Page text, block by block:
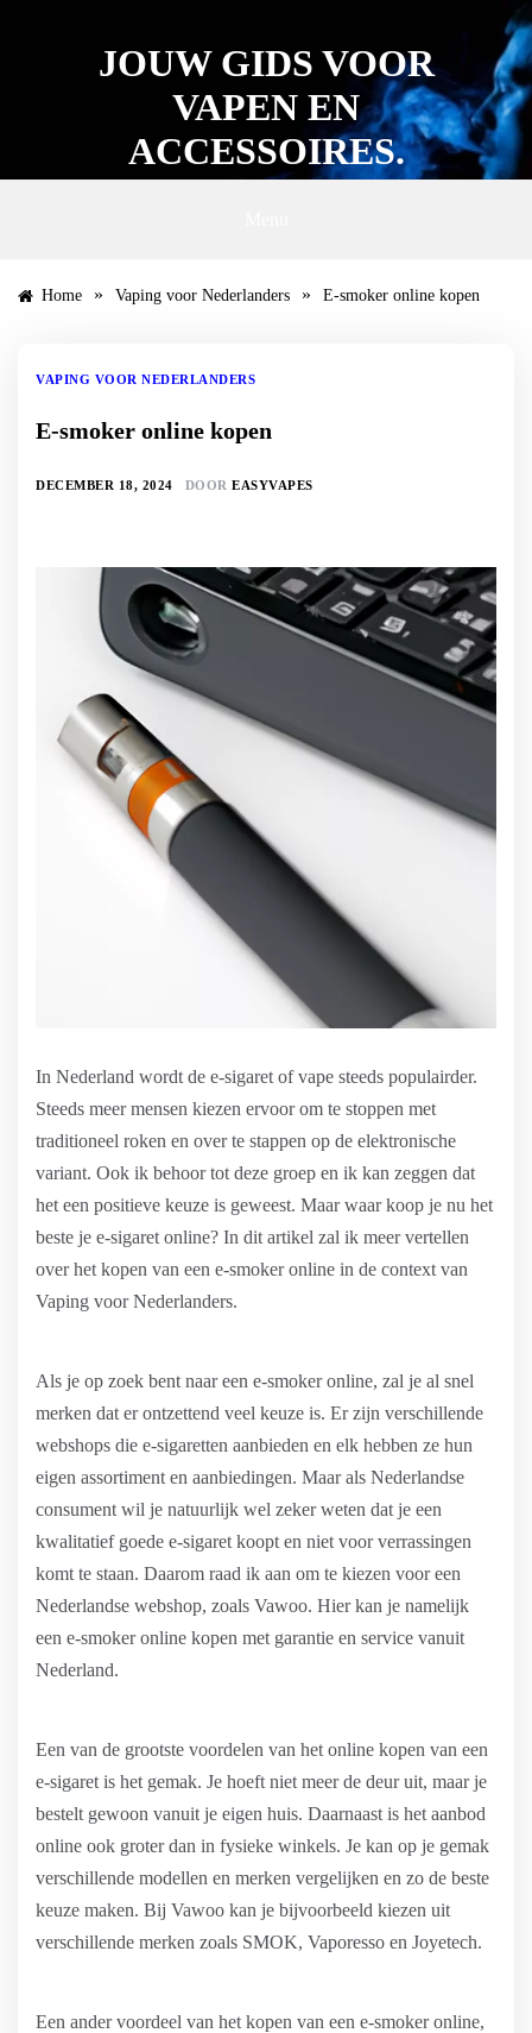
JOUW GIDS VOOR
VAPEN EN
ACCESSOIRES.
Home » Vaping voor Nederlanders » E-smoker online kopen
VAPING VOOR NEDERLANDERS
E-smoker online kopen
DECEMBER 18, 2024 DOOR EASYVAPES
In Nederland wordt de e-sigaret of vape steeds populairder.
Steeds meer mensen kiezen ervoor om te stoppen met
traditioneel roken en over te stappen op de elektronische
variant. Ook ik behoor tot deze groep en ik kan zeggen dat
het een positieve keuze is geweest. Maar waar koop je nu het
beste je e-sigaret online? In dit artikel zal ik meer vertellen
over het kopen van een e-smoker online in de context van
Vaping voor Nederlanders.
Als je op zoek bent naar een e-smoker online, zal je al snel
merken dat er ontzettend veel keuze is. Er zijn verschillende
webshops die e-sigaretten aanbieden en elk hebben ze hun
eigen assortiment en aanbiedingen. Maar als Nederlandse
consument wil je natuurlijk wel zeker weten dat je een
kwalitatief goede e-sigaret koopt en niet voor verrassingen
komt te staan. Daarom raad ik aan om te kiezen voor een
Nederlandse webshop, zoals Vawoo. Hier kan je namelijk
een e-smoker online kopen met garantie en service vanuit
Nederland.
Een van de grootste voordelen van het online kopen van een
e-sigaret is het gemak. Je hoeft niet meer de deur uit, maar je
bestelt gewoon vanuit je eigen huis. Daarnaast is het aanbod
online ook groter dan in fysieke winkels. Je kan op je gemak
verschillende modellen en merken vergelijken en zo de beste
keuze maken. Bij Vawoo kan je bijvoorbeeld kiezen uit
verschillende merken zoals SMOK, Vaporesso en Joyetech.
Een ander voordeel van het kopen van een e-smoker online,